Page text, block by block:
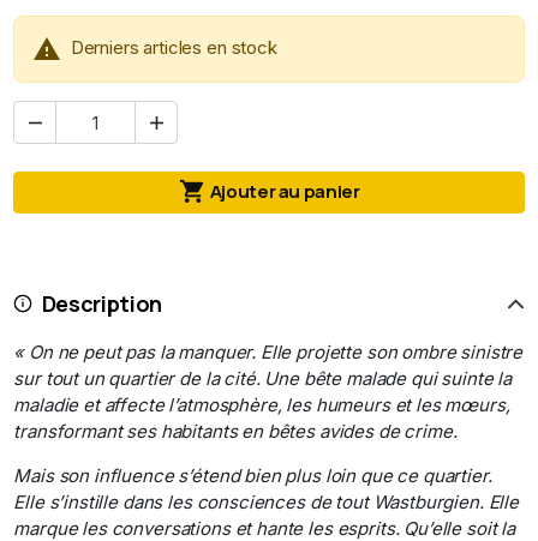
 Derniers articles en stock
 
 Ajouter au panier
Description
« On ne peut pas la manquer. Elle projette son ombre sinistre
sur tout un quartier de la cité. Une bête malade qui suinte la
maladie et affecte l’atmosphère, les humeurs et les mœurs,
transformant ses habitants en bêtes avides de crime.
Mais son influence s’étend bien plus loin que ce quartier.
Elle s’instille dans les consciences de tout Wastburgien. Elle
marque les conversations et hante les esprits. Qu’elle soit la